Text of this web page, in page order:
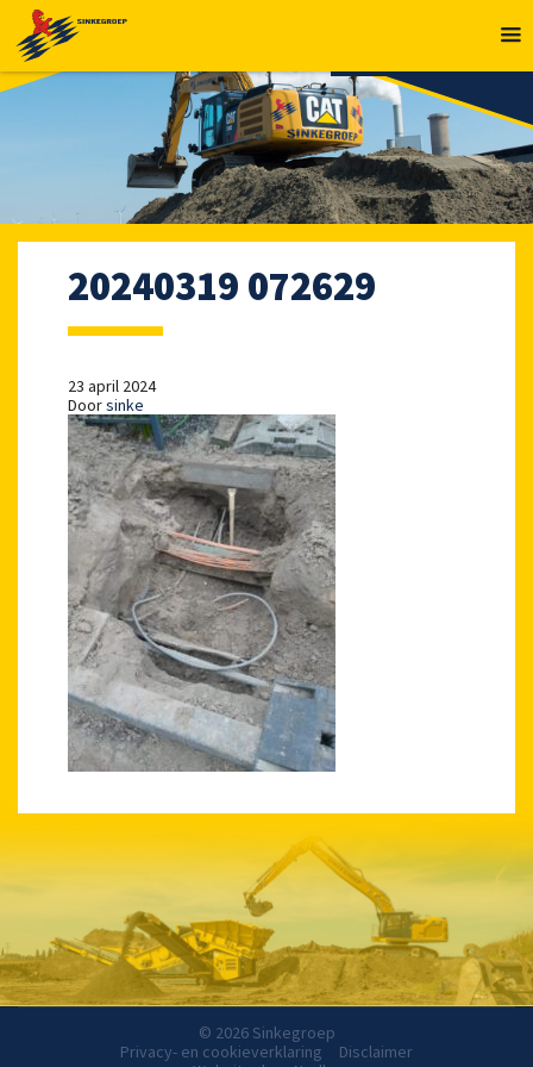
20240319 072629
23 april 2024
Doorsinke
© 2026 Sinkegroep
Privacy- en cookieverklaring
Disclaimer